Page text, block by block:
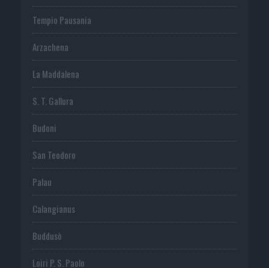
Tempio Pausania
Arzachena
La Maddalena
S. T. Gallura
Budoni
San Teodoro
Palau
Calangianus
Buddusò
Loiri P. S. Paolo